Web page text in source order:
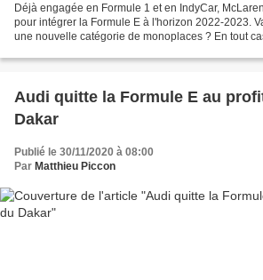
Déjà engagée en Formule 1 et en IndyCar,
pour intégrer la Formule E à l'horizon 2022-2023.
une nouvelle catégorie de monoplaces ? En tout
Audi quitte la Formule E au
Dakar
Publié le 30/11/2020 à 08:00
Par Matthieu Piccon